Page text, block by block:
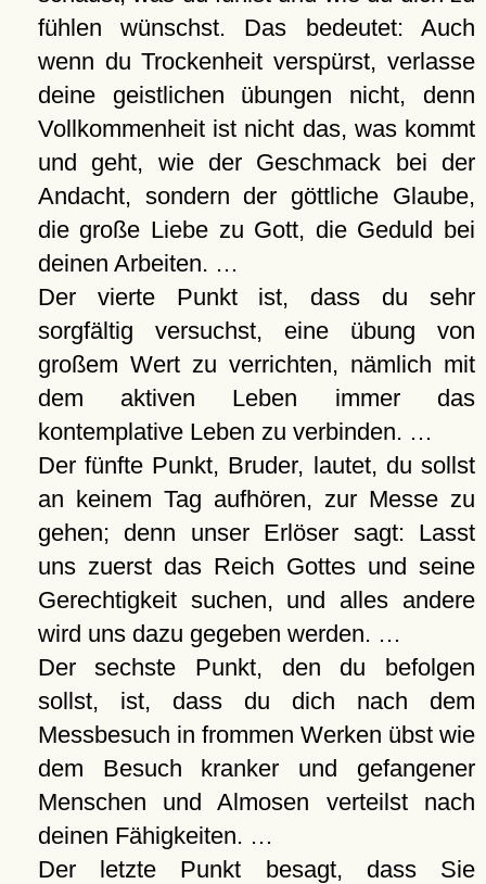
fühlen wünschst. Das bedeutet: Auch
wenn du Trockenheit verspürst, verlasse
deine geistlichen übungen nicht, denn
Vollkommenheit ist nicht das, was kommt
und geht, wie der Geschmack bei der
Andacht, sondern der göttliche Glaube,
die große Liebe zu Gott, die Geduld bei
deinen Arbeiten. …
Der vierte Punkt ist, dass du sehr
sorgfältig versuchst, eine übung von
großem Wert zu verrichten, nämlich mit
dem aktiven Leben immer das
kontemplative Leben zu verbinden. …
Der fünfte Punkt, Bruder, lautet, du sollst
an keinem Tag aufhören, zur Messe zu
gehen; denn unser Erlöser sagt: Lasst
uns zuerst das Reich Gottes und seine
Gerechtigkeit suchen, und alles andere
wird uns dazu gegeben werden. …
Der sechste Punkt, den du befolgen
sollst, ist, dass du dich nach dem
Messbesuch in frommen Werken übst wie
dem Besuch kranker und gefangener
Menschen und Almosen verteilst nach
deinen Fähigkeiten. …
Der letzte Punkt besagt, dass Sie